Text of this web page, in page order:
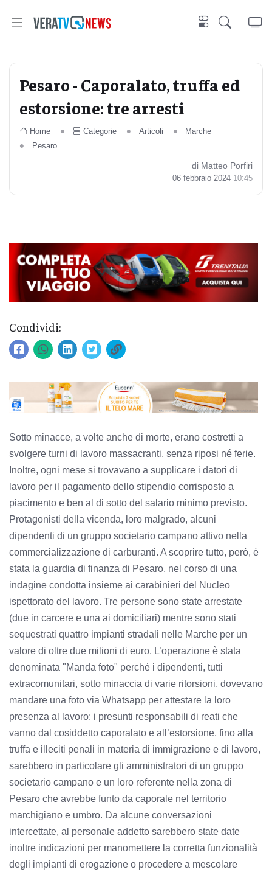
Pesaro - Caporalato, truffa ed
estorsione: tre arresti
Home Categorie Articoli
Marche
Pesaro
di Matteo Porfiri
06 febbraio 2024 10:45
Condividi:
Sotto minacce, a volte anche di morte, erano costretti a
svolgere turni di lavoro massacranti, senza riposi né ferie.
Inoltre, ogni mese si trovavano a supplicare i datori di
lavoro per il pagamento dello stipendio corrisposto a
piacimento e ben al di sotto del salario minimo previsto.
Protagonisti della vicenda, loro malgrado, alcuni
dipendenti di un gruppo societario campano attivo nella
commercializzazione di carburanti. A scoprire tutto, però, è
stata la guardia di finanza di Pesaro, nel corso di una
indagine condotta insieme ai carabinieri del Nucleo
ispettorato del lavoro. Tre persone sono state arrestate
(due in carcere e una ai domiciliari) mentre sono stati
sequestrati quattro impianti stradali nelle Marche per un
valore di oltre due milioni di euro. L’operazione è stata
denominata "Manda foto" perché i dipendenti, tutti
extracomunitari, sotto minaccia di varie ritorsioni, dovevano
mandare una foto via Whatsapp per attestare la loro
presenza al lavoro: i presunti responsabili di reati che
vanno dal cosiddetto caporalato e all’estorsione, fino alla
truffa e illeciti penali in materia di immigrazione e di lavoro,
sarebbero in particolare gli amministratori di un gruppo
societario campano e un loro referente nella zona di
Pesaro che avrebbe funto da caporale nel territorio
marchigiano e umbro. Da alcune conversazioni
intercettate, al personale addetto sarebbero state date
inoltre indicazioni per manomettere la corretta funzionalità
degli impianti di erogazione o procedere a mescolare